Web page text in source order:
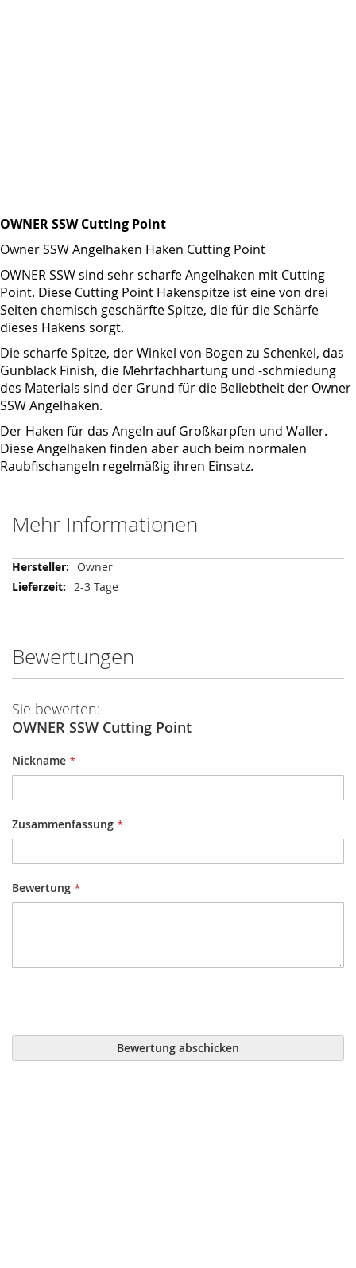
OWNER SSW Cutting Point
Owner SSW Angelhaken Haken Cutting Point
OWNER SSW sind sehr scharfe Angelhaken mit Cutting
Point. Diese Cutting Point Hakenspitze ist eine von drei
Seiten chemisch geschärfte Spitze, die für die Schärfe
dieses Hakens sorgt.
Die scharfe Spitze, der Winkel von Bogen zu Schenkel, das
Gunblack Finish, die Mehrfachhärtung und -schmiedung
des Materials sind der Grund für die Beliebtheit der Owner
SSW Angelhaken.
Der Haken für das Angeln auf Großkarpfen und Waller.
Diese Angelhaken finden aber auch beim normalen
Raubfischangeln regelmäßig ihren Einsatz.
Mehr Informationen
Mehr
Informationen
Owner
2-3 Tage
Bewertungen
Sie bewerten:
OWNER SSW Cutting Point
Nickname
Zusammenfassung
Bewertung
Bewertung abschicken